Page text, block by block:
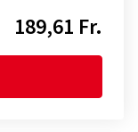
189,61 Fr.